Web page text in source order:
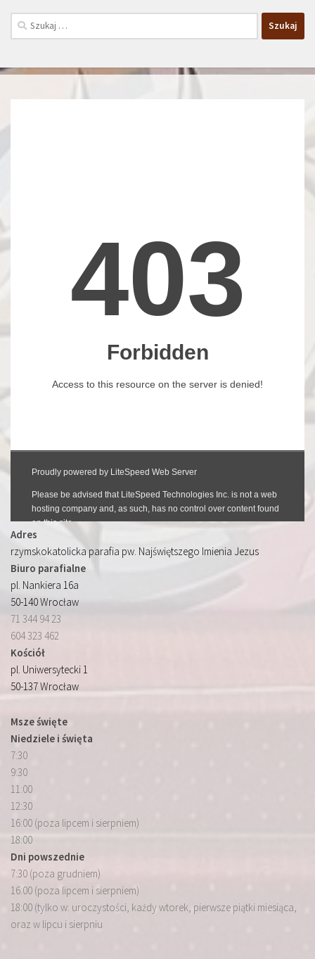
Szukaj:
Adres
rzymskokatolicka parafia pw. Najświętszego Imienia Jezus
Biuro parafialne
pl. Nankiera 16a
50-140 Wrocław
71 344 94 23
604 323 462
Kościół
pl. Uniwersytecki 1
50-137 Wrocław
Msze święte
Niedziele i święta
7:30
9:30
11:00
12:30
16:00 (poza lipcem i sierpniem)
18:00
Dni powszednie
7:30 (poza grudniem)
16:00 (poza lipcem i sierpniem)
18:00 (tylko w: uroczystości, każdy wtorek, pierwsze piątki miesiąca,
oraz w lipcu i sierpniu